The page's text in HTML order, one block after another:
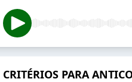
CRITÉRIOS PARA